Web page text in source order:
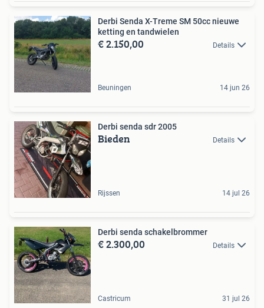
Derbi Senda X-Treme SM 50cc nieuwe
ketting en tandwielen
€ 2.150,00 Details
Beuningen 14 jun 26
Derbi senda sdr 2005
Bieden Details
Rijssen 14 jul 26
Derbi senda schakelbrommer
€ 2.300,00 Details
Castricum 31 jul 26